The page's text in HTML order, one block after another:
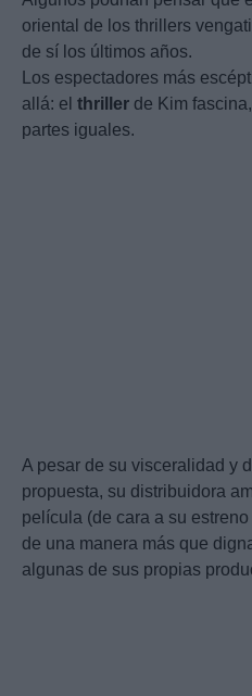
oriental de los thrillers
de sí los últimos años.
Los espectadores más
allá: el thriller de Kim
partes iguales.
A pesar de su visceralidad y
propuesta, su distribuidora
película (de cara a su
de una manera más que
algunas de sus propias